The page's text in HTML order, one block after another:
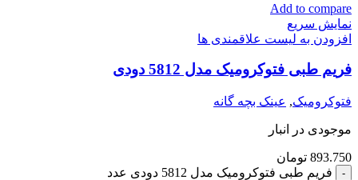
Add to compare
نمایش سریع
افزودن به لیست علاقمندی ها
فریم طبی فتوکرومیک مدل 5812 دودی
فتوکرومیک, عینک بچه گانه
موجودی در انبار
893.750 تومان
فریم طبی فتوکرومیک مدل 5812 دودی عدد